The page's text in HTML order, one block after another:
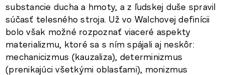
substancie ducha a hmoty, a z ľudskej duše spravil
súčasť telesného stroja. Už vo Walchovej definícii
bolo však možné rozpoznať viaceré aspekty
materializmu, ktoré sa s ním spájali aj neskôr:
mechanicizmus (kauzaliza), determinizmus
(prenikajúci všetkými oblasťami), monizmus